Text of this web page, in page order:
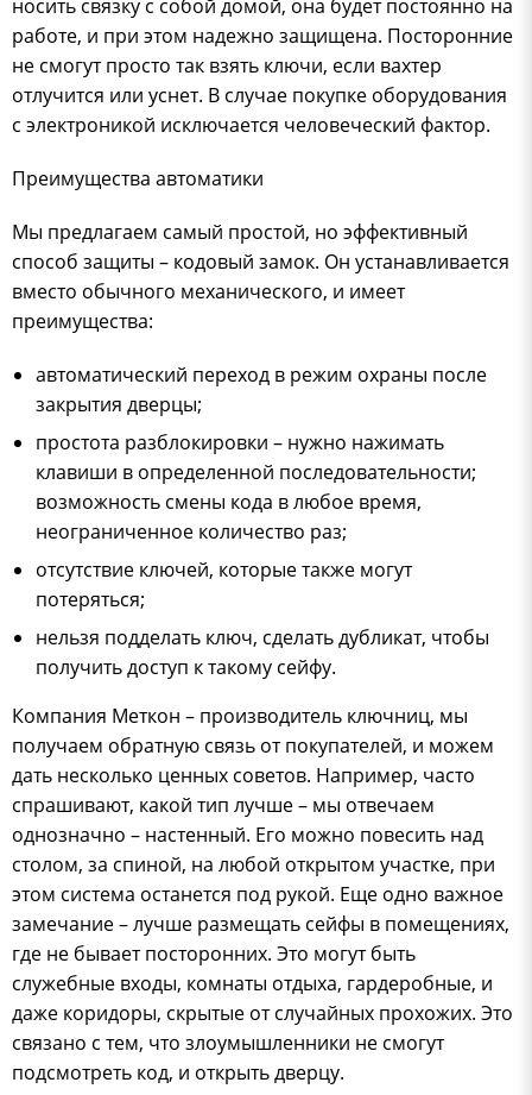
носить связку с собой домой, она будет постоянно на
работе, и при этом надежно защищена. Посторонние
не смогут просто так взять ключи, если вахтер
отлучится или уснет. В случае покупке оборудования
с электроникой исключается человеческий фактор.
Преимущества автоматики
Мы предлагаем самый простой, но эффективный
способ защиты – кодовый замок. Он устанавливается
вместо обычного механического, и имеет
преимущества:
автоматический переход в режим охраны после
закрытия дверцы;
простота разблокировки – нужно нажимать
клавиши в определенной последовательности;
возможность смены кода в любое время,
неограниченное количество раз;
отсутствие ключей, которые также могут
потеряться;
нельзя подделать ключ, сделать дубликат, чтобы
получить доступ к такому сейфу.
Компания Меткон – производитель ключниц, мы
получаем обратную связь от покупателей, и можем
дать несколько ценных советов. Например, часто
спрашивают, какой тип лучше – мы отвечаем
однозначно – настенный. Его можно повесить над
столом, за спиной, на любой открытом участке, при
этом система останется под рукой. Еще одно важное
замечание – лучше размещать сейфы в помещениях,
где не бывает посторонних. Это могут быть
служебные входы, комнаты отдыха, гардеробные, и
даже коридоры, скрытые от случайных прохожих. Это
связано с тем, что злоумышленники не смогут
подсмотреть код, и открыть дверцу.